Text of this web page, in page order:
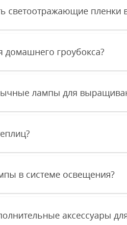
светоотражающие пленки
домашнего гроубокса?
лампы для
в системе освещения?
аксессуары